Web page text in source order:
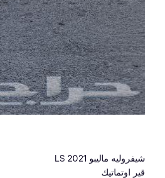
شيفروليه ماليبو LS 2021
قير اوتماتيك